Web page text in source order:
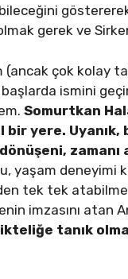
gerek ve
(ancak çok kolay
ismini
Somurtkan
yere.
yaşam deneyimi
tek tek
imzasını atan
tanık